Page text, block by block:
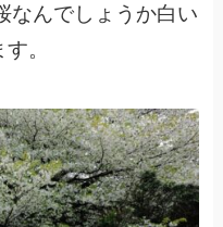
なんでしょうか白い
。